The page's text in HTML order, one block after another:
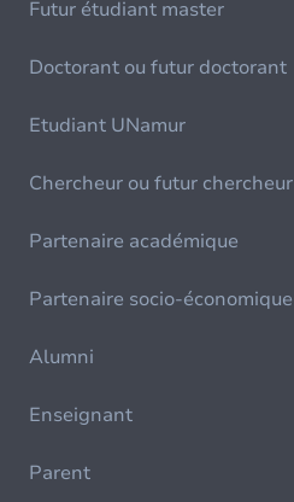
Futur étudiant master
Doctorant ou futur doctorant
Etudiant UNamur
Chercheur ou futur chercheur
Partenaire académique
Partenaire socio-économique
Alumni
Enseignant
Parent